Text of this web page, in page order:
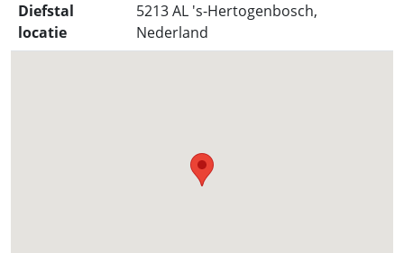
Diefstal
locatie
5213 AL 's-Hertogenbosch,
Nederland